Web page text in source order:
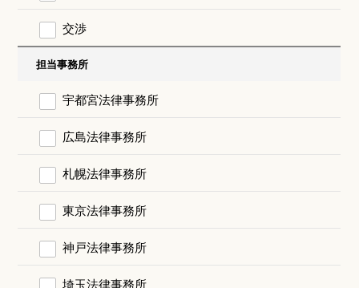
交渉
担当事務所
宇都宮法律事務所
広島法律事務所
札幌法律事務所
東京法律事務所
神戸法律事務所
埼玉法律事務所